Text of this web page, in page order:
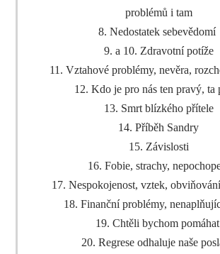
problémů i tam
8. Nedostatek sebevědomí
9. a 10. Zdravotní potíže
11. Vztahové problémy, nevěra,
12. Kdo je pro nás ten pravý, ta
13. Smrt blízkého přítele
14. Příběh Sandry
15. Závislosti
16. Fobie, strachy,
17. Nespokojenost, vztek,
18. Finanční problémy,
19. Chtěli bychom pomáhat
20. Regrese odhaluje naše